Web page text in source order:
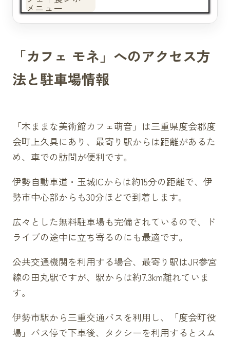
「カフェ モネ」へのアクセス方
法と駐車場情報
「木ままな美術館カフェ萌音」は三重県度会郡度
会町上久具にあり、最寄り駅からは距離があるた
め、車での訪問が便利です。
伊勢自動車道・玉城ICからは約15分の距離で、伊
勢市中心部からも30分ほどで到着します。
広々とした無料駐車場も完備されているので、ド
ライブの途中に立ち寄るのにも最適です。
公共交通機関を利用する場合、最寄り駅はJR参宮
線の田丸駅ですが、駅からは約7.3km離れていま
す。
伊勢市駅から三重交通バスを利用し、「度会町役
場」バス停で下車後、タクシーを利用するとスム